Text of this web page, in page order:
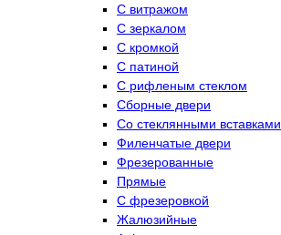
С витражом
С зеркалом
С кромкой
С патиной
С рифленым стеклом
Сборные двери
Со стеклянными вставками
Филенчатые двери
Фрезерованные
Прямые
С фрезеровкой
Жалюзийные